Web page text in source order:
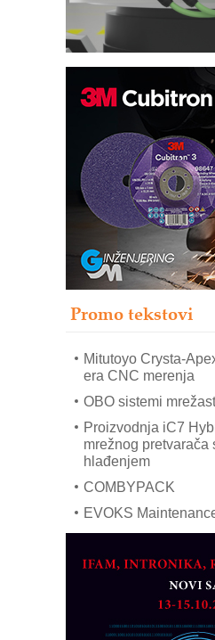
Promo tekstovi
Automatizacija
(Shelf-Ready)
Potpuna efikasnost
sistema
Trajna oznaka kao
Bezbednost na
IB BLUMENAUER -
poverenja u industriji
Art Utopia Studio –
Mitutoyo Crysta-
era CNC merenja
OBO sistemi
Proizvodnja iC7
mrežnog pretvarača
hlađenjem
COMBYPACK
EVOKS
na viši nivo
Detekcija različitih
MAREX - Lim i
rešenja